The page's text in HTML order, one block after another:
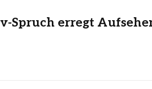
Spruch erregt